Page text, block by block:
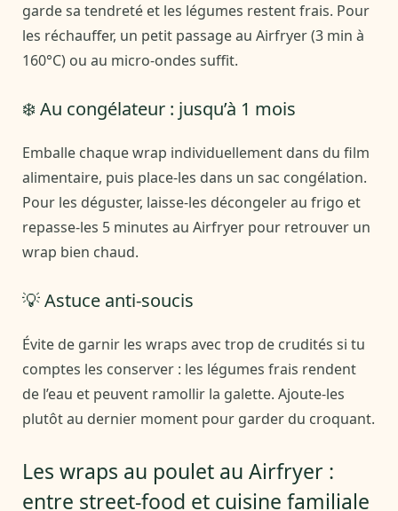
garde sa tendreté et les légumes restent frais. Pour
les réchauffer, un petit passage au Airfryer (3 min à
160°C) ou au micro-ondes suffit.
❄️ Au congélateur : jusqu’à 1 mois
Emballe chaque wrap individuellement dans du film
alimentaire, puis place-les dans un sac congélation.
Pour les déguster, laisse-les décongeler au frigo et
repasse-les 5 minutes au Airfryer pour retrouver un
wrap bien chaud.
💡 Astuce anti-soucis
Évite de garnir les wraps avec trop de crudités si tu
comptes les conserver : les légumes frais rendent
de l’eau et peuvent ramollir la galette. Ajoute-les
plutôt au dernier moment pour garder du croquant.
Les wraps au poulet au Airfryer :
entre street-food et cuisine familiale